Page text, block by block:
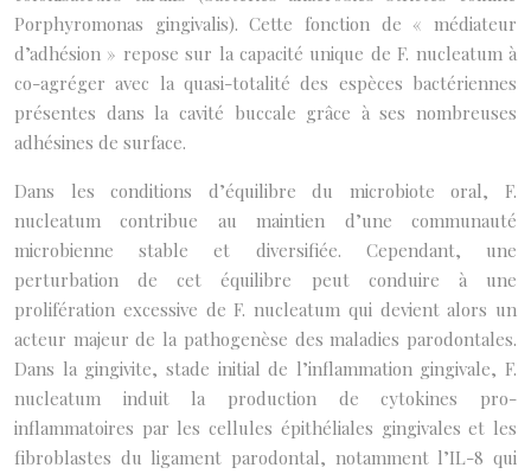
Porphyromonas gingivalis). Cette fonction de « médiateur
d’adhésion » repose sur la capacité unique de F. nucleatum à
co-agréger avec la quasi-totalité des espèces bactériennes
présentes dans la cavité buccale grâce à ses nombreuses
adhésines de surface.
Dans les conditions d’équilibre du microbiote oral, F.
nucleatum contribue au maintien d’une communauté
microbienne stable et diversifiée. Cependant, une
perturbation de cet équilibre peut conduire à une
prolifération excessive de F. nucleatum qui devient alors un
acteur majeur de la pathogenèse des maladies parodontales.
Dans la gingivite, stade initial de l’inflammation gingivale, F.
nucleatum induit la production de cytokines pro-
inflammatoires par les cellules épithéliales gingivales et les
fibroblastes du ligament parodontal, notamment l’IL-8 qui